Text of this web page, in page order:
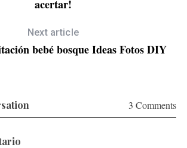
acertar!
Next article
bebé bosque Ideas Fotos DIY
3 Comments